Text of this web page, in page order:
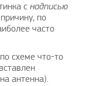
с надписью
по
часто
схеме что-то
антенна).